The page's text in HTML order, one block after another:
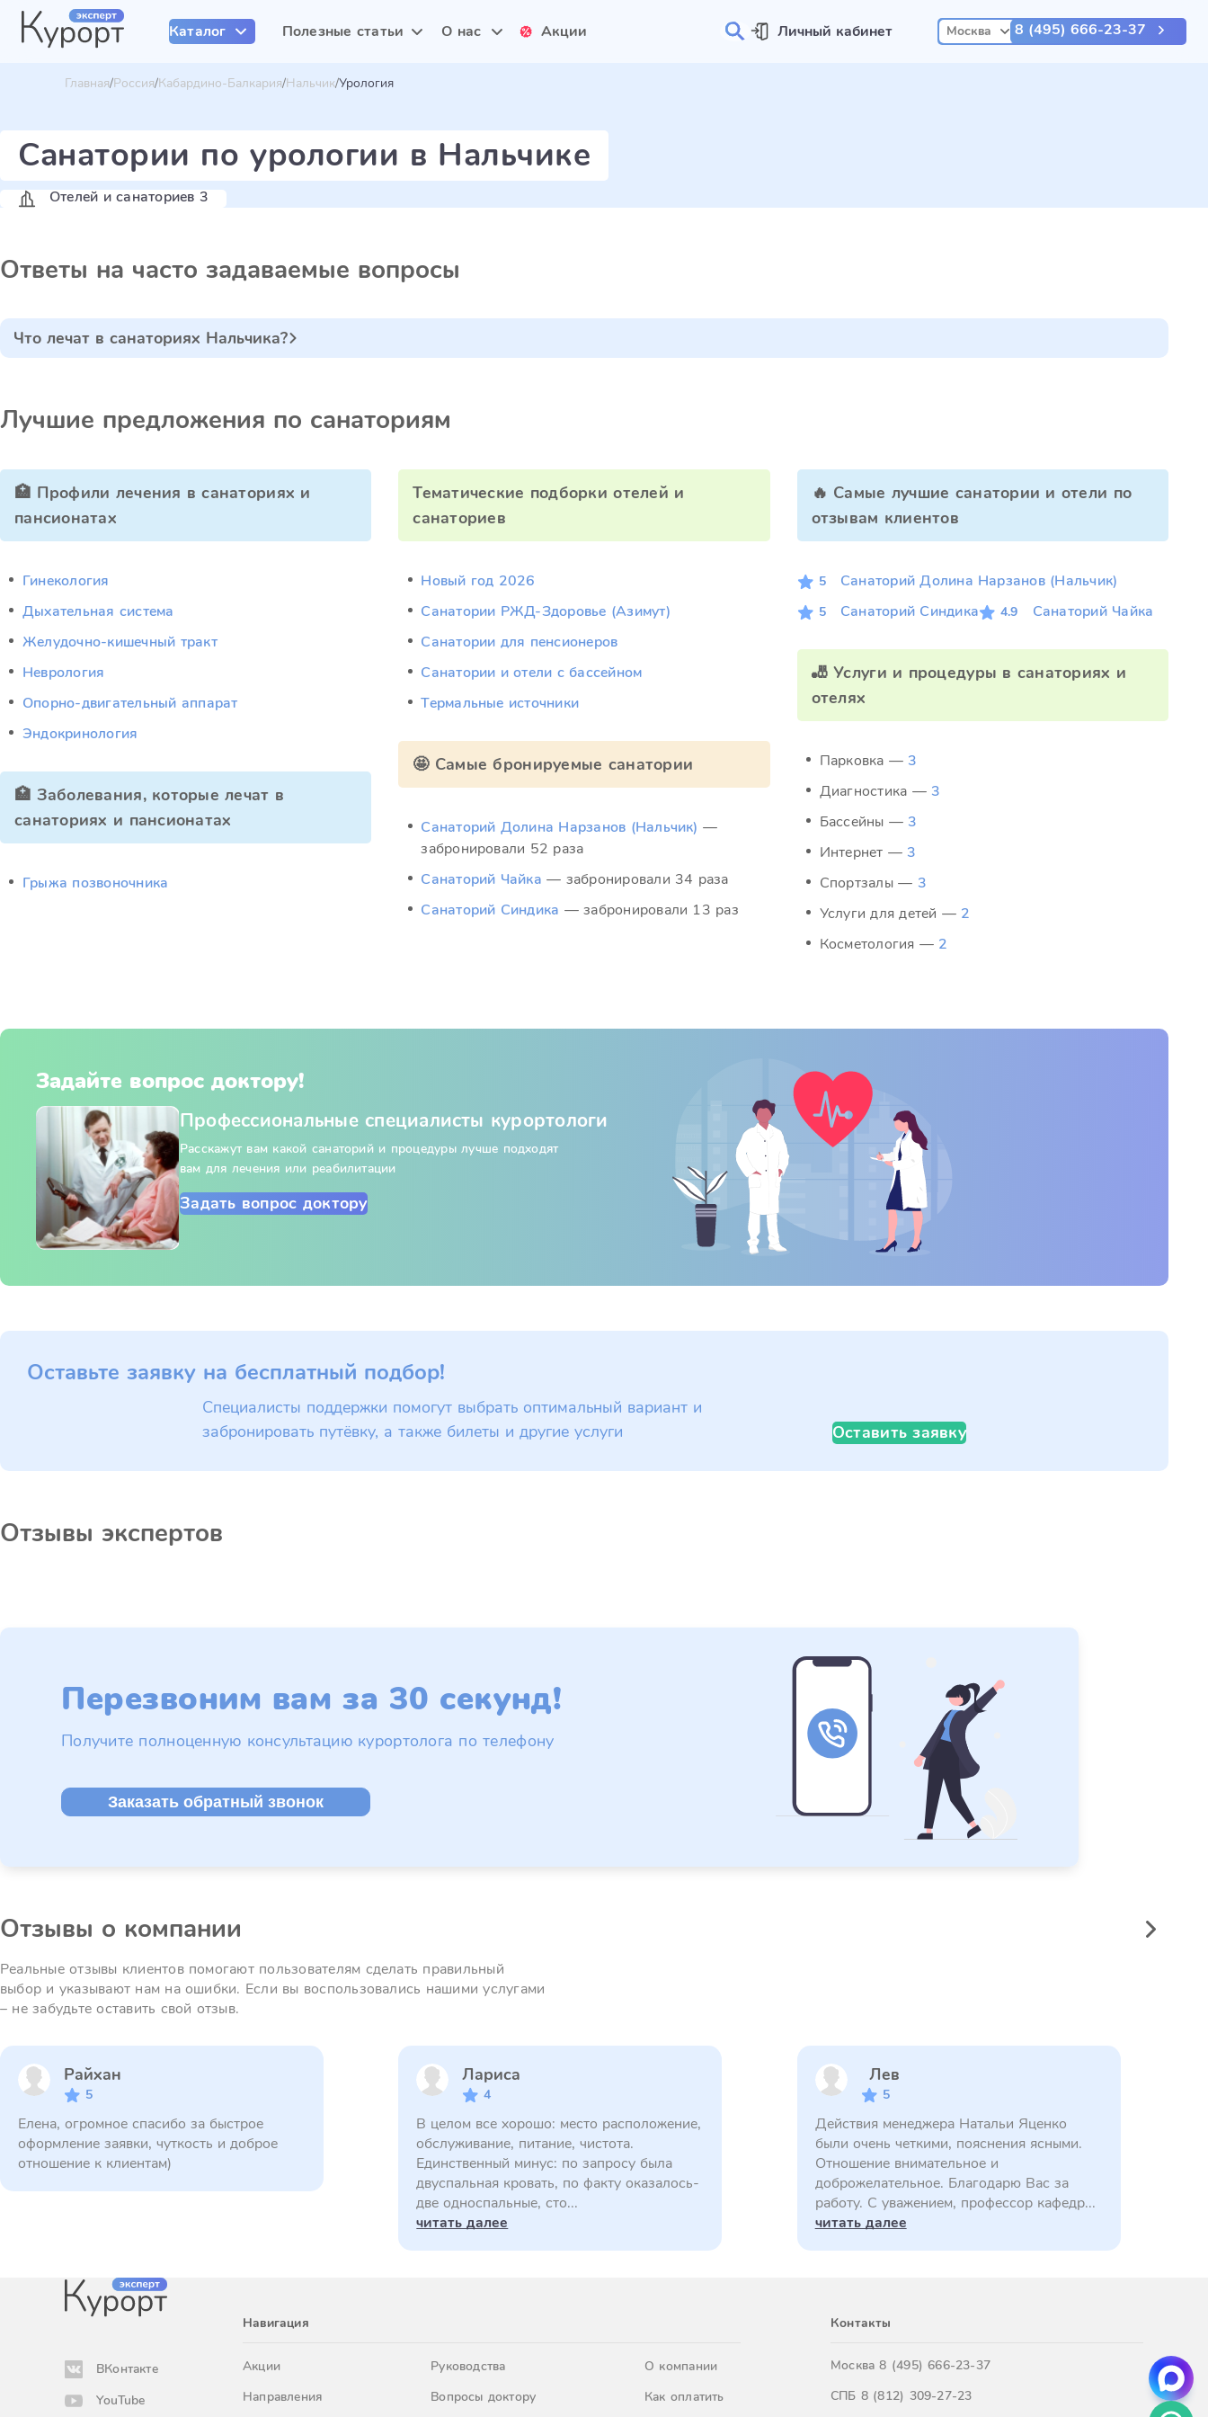
Каталог Полезные статьи О нас Акции Личный кабинет Москва 8 (495) 666-23-37
Главная Россия Кабардино-Балкария Нальчик Урология
Санатории по урологии в Нальчике
Отелей и санаториев 3
Ответы на часто задаваемые вопросы
Что лечат в санаториях Нальчика?
Лучшие предложения по санаториям
🏥 Профили лечения в санаториях и
пансионатах
Гинекология
Дыхательная система
Желудочно-кишечный тракт
Неврология
Опорно-двигательный аппарат
Эндокринология
🏥 Заболевания, которые лечат в
санаториях и пансионатах
Грыжа позвоночника
Тематические подборки отелей и
санаториев
Новый год 2026
Санатории РЖД-Здоровье (Азимут)
Санатории для пенсионеров
Санатории и отели с бассейном
Термальные источники
🤩 Самые бронируемые санатории
Санаторий Долина Нарзанов (Нальчик) —
забронировали 52 раза
Санаторий Чайка — забронировали 34 раза
Санаторий Синдика — забронировали 13 раз
🔥 Самые лучшие санатории и отели по
отзывам клиентов
5 Санаторий Долина Нарзанов (Нальчик)
5 Санаторий Синдика 4.9 Санаторий Чайка
🎳 Услуги и процедуры в санаториях и
отелях
Парковка — 3
Диагностика — 3
Бассейны — 3
Интернет — 3
Спортзалы — 3
Услуги для детей — 2
Косметология — 2
Задайте вопрос доктору!
Профессиональные специалисты курортологи
Расскажут вам какой санаторий и процедуры лучше подходят
вам для лечения или реабилитации
Задать вопрос доктору
Оставьте заявку на бесплатный подбор!
Специалисты поддержки помогут выбрать оптимальный вариант и
забронировать путёвку, а также билеты и другие услуги
Оставить заявку
Отзывы экспертов
Перезвоним вам за 30 секунд!
Получите полноценную консультацию курортолога по телефону
Заказать обратный звонок
Отзывы о компании
Реальные отзывы клиентов помогают пользователям сделать правильный
выбор и указывают нам на ошибки. Если вы воспользовались нашими услугами
– не забудьте оставить свой отзыв.
Райхан
5
Елена, огромное спасибо за быстрое
оформление заявки, чуткость и доброе
отношение к клиентам)
Лариса
4
В целом все хорошо: место расположение,
обслуживание, питание, чистота.
Единственный минус: по запросу была
двуспальная кровать, по факту оказалось-
две односпальные, сто...
читать далее
Лев
5
Действия менеджера Натальи Яценко
были очень четкими, пояснения ясными.
Отношение внимательное и
доброжелательное. Благодарю Вас за
работу. С уважением, профессор кафедр...
читать далее
ВКонтакте
YouTube
Навигация
Акции
Направления
Руководства
Вопросы доктору
О компании
Как оплатить
Контакты
Москва8 (495) 666-23-37
СПБ 8 (812) 309-27-23